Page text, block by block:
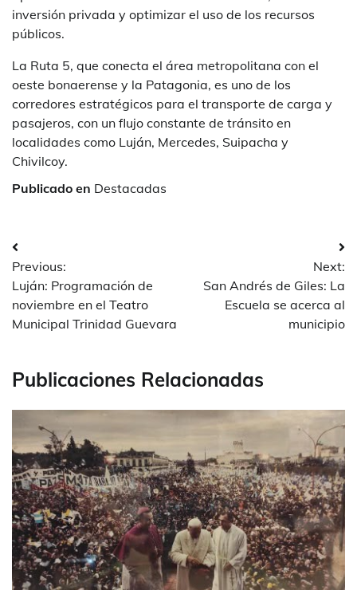
inversión privada y optimizar el uso de los recursos
públicos.
La Ruta 5, que conecta el área metropolitana con el
oeste bonaerense y la Patagonia, es uno de los
corredores estratégicos para el transporte de carga y
pasajeros, con un flujo constante de tránsito en
localidades como Luján, Mercedes, Suipacha y
Chivilcoy.
Publicado en Destacadas
Navegación
de
entradas
Previous:
Luján: Programación de
noviembre en el Teatro
Municipal Trinidad Guevara
Next:
San Andrés de Giles: La
Escuela se acerca al
municipio
Publicaciones Relacionadas